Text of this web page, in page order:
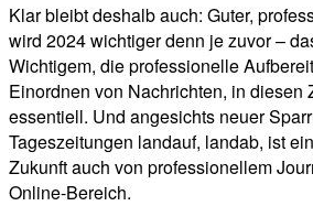
Klar bleibt deshalb auch: Guter,
wird 2024 wichtiger denn je zuvor –
Wichtigem, die professionelle
Einordnen von Nachrichten, in diesen
essentiell. Und angesichts neuer
Tageszeitungen landauf, landab, ist
Zukunft auch von professionellem
Online-Bereich.